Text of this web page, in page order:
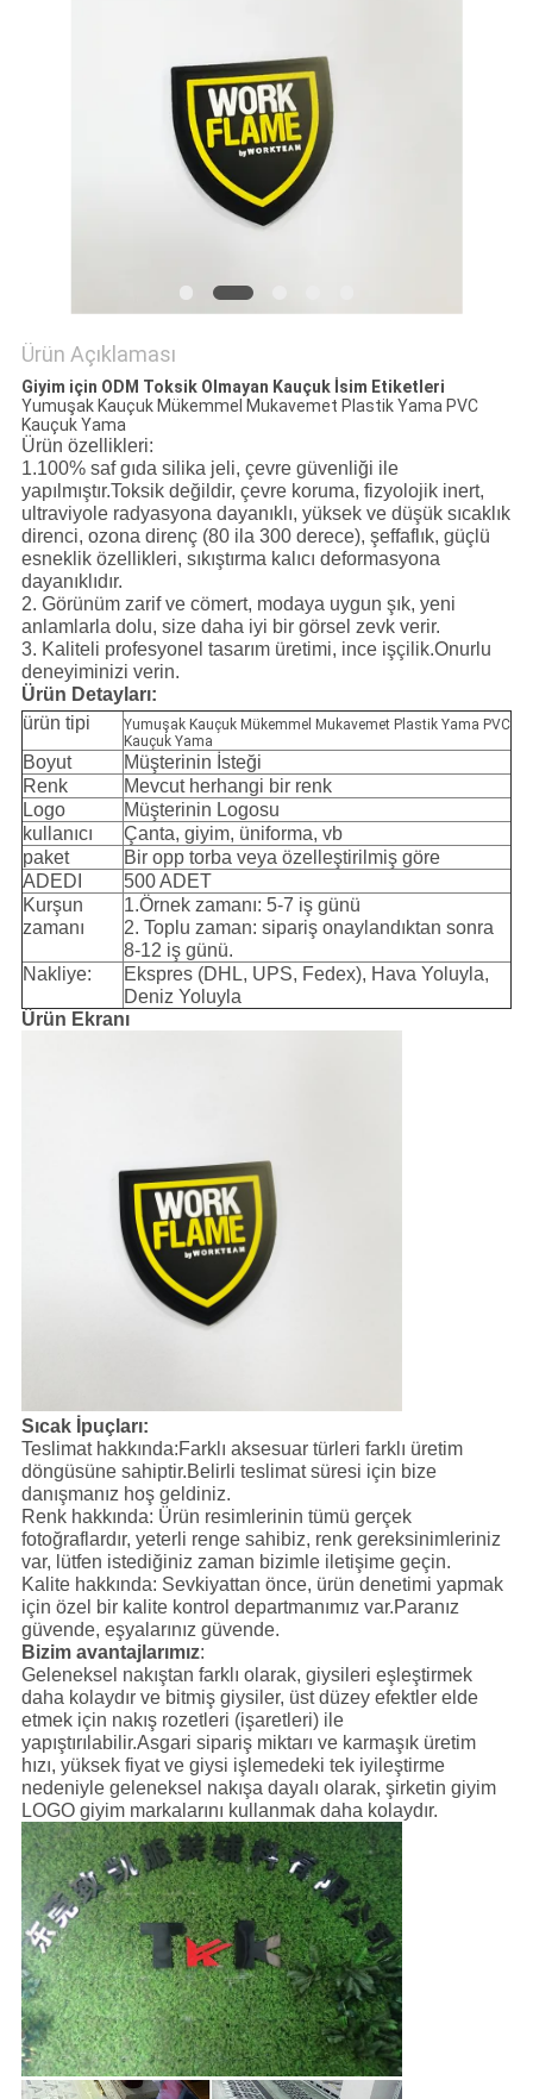
Ürün Açıklaması
Giyim için ODM Toksik Olmayan Kauçuk İsim Etiketleri
Yumuşak Kauçuk Mükemmel Mukavemet Plastik Yama PVC
Kauçuk Yama
Ürün özellikleri:
1.100% saf gıda silika jeli, çevre güvenliği ile
yapılmıştır.Toksik değildir, çevre koruma, fizyolojik inert,
ultraviyole radyasyona dayanıklı, yüksek ve düşük sıcaklık
direnci, ozona direnç (80 ila 300 derece), şeffaflık, güçlü
esneklik özellikleri, sıkıştırma kalıcı deformasyona
dayanıklıdır.
2. Görünüm zarif ve cömert, modaya uygun şık, yeni
anlamlarla dolu, size daha iyi bir görsel zevk verir.
3. Kaliteli profesyonel tasarım üretimi, ince işçilik.Onurlu
deneyiminizi verin.
Ürün Detayları:
ürün tipi
Yumuşak Kauçuk Mükemmel Mukavemet Plastik Yama PVC
Kauçuk Yama
Boyut
Müşterinin İsteği
Renk
Mevcut herhangi bir renk
Logo
Müşterinin Logosu
kullanıcı
Çanta, giyim, üniforma, vb
paket
Bir opp torba veya özelleştirilmiş göre
ADEDI
500 ADET
Kurşun
zamanı
1.Örnek zamanı: 5-7 iş günü
2. Toplu zaman: sipariş onaylandıktan sonra
8-12 iş günü.
Nakliye:
Ekspres (DHL, UPS, Fedex), Hava Yoluyla,
Deniz Yoluyla
Ürün Ekranı
Sıcak İpuçları:
Teslimat hakkında:Farklı aksesuar türleri farklı üretim
döngüsüne sahiptir.Belirli teslimat süresi için bize
danışmanız hoş geldiniz.
Renk hakkında: Ürün resimlerinin tümü gerçek
fotoğraflardır, yeterli renge sahibiz, renk gereksinimleriniz
var, lütfen istediğiniz zaman bizimle iletişime geçin.
Kalite hakkında: Sevkiyattan önce, ürün denetimi yapmak
için özel bir kalite kontrol departmanımız var.Paranız
güvende, eşyalarınız güvende.
Bizim avantajlarımız:
Geleneksel nakıştan farklı olarak, giysileri eşleştirmek
daha kolaydır ve bitmiş giysiler, üst düzey efektler elde
etmek için nakış rozetleri (işaretleri) ile
yapıştırılabilir.Asgari sipariş miktarı ve karmaşık üretim
hızı, yüksek fiyat ve giysi işlemedeki tek iyileştirme
nedeniyle geleneksel nakışa dayalı olarak, şirketin giyim
LOGO giyim markalarını kullanmak daha kolaydır.